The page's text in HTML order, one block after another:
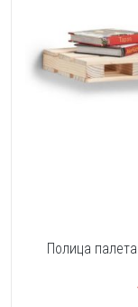
Полица